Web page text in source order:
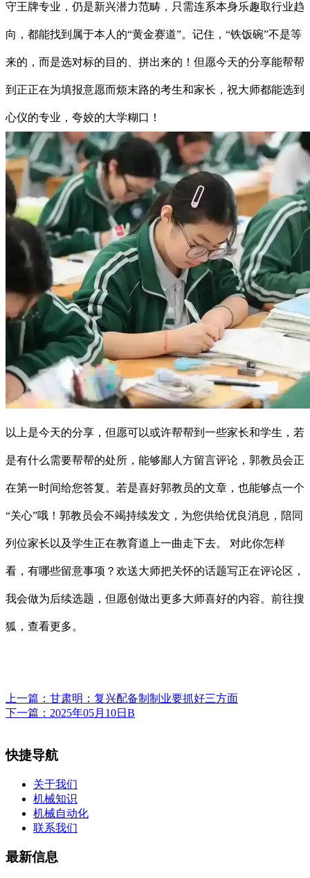
守王牌专业，仍是新兴潜力范畴，只需连系本身乐趣取行业趋
向，都能找到属于本人的“黄金赛道”。记住，“铁饭碗”不是等
来的，而是选对标的目的、拼出来的！但愿今天的分享能帮帮
到正正在为填报意愿而烦末路的考生和家长，祝大师都能选到
心仪的专业，夸姣的大学糊口！
以上是今天的分享，但愿可以或许帮帮到一些家长和学生，若
是有什么需要帮帮的处所，能够鄙人方留言评论，郭教员会正
在第一时间给您答复。若是喜好郭教员的文章，也能够点一个
“关心”哦！郭教员会不竭持续发文，为您供给优良消息，陪同
列位家长以及学生正在教育道上一曲走下去。 对此你怎样
看，有哪些留意事项？欢送大师把关怀的话题写正在评论区，
我会做为后续选题，但愿创做出更多大师喜好的内容。前往搜
狐，查看更多。
上一篇： 甘肃明：复兴配备制制业要抓好三方面
下一篇： 2025年05月10日B
快捷导航
关于我们
机械知识
机械自动化
联系我们
最新信息